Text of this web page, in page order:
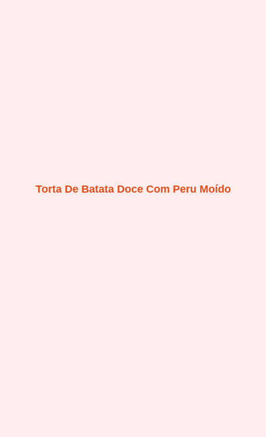
Torta De Batata Doce Com Peru Moído